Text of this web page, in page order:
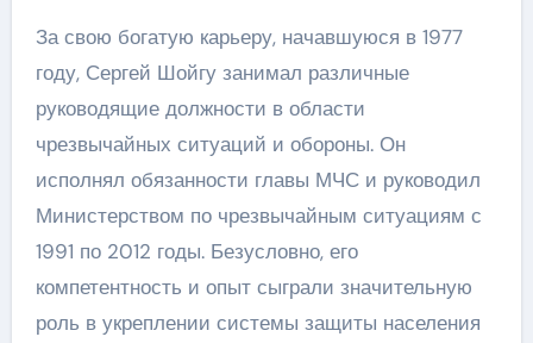
За свою богатую карьеру, начавшуюся в 1977
году, Сергей Шойгу занимал различные
руководящие должности в области
чрезвычайных ситуаций и обороны. Он
исполнял обязанности главы МЧС и руководил
Министерством по чрезвычайным ситуациям с
1991 по 2012 годы. Безусловно, его
компетентность и опыт сыграли значительную
роль в укреплении системы защиты населения